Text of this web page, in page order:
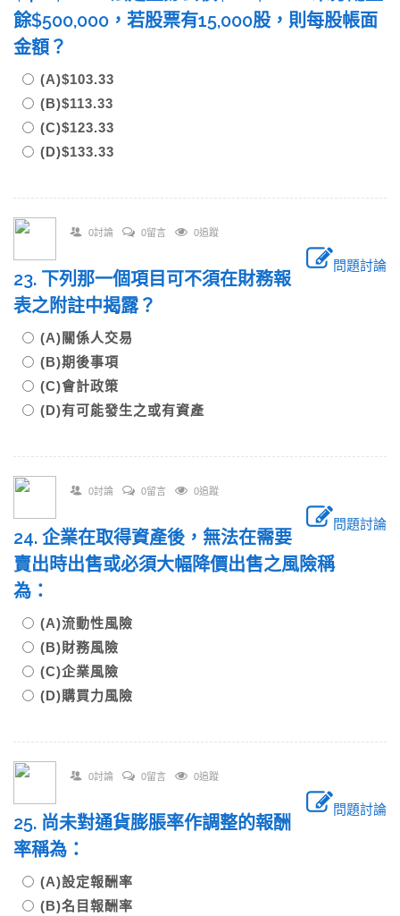
餘$500,000，若股票有15,000股，則每股帳面
金額？
(A)$103.33
(B)$113.33
(C)$123.33
(D)$133.33
0討論 0留言 0追蹤
問題討論
23. 下列那一個項目可不須在財務報
表之附註中揭露？
(A)關係人交易
(B)期後事項
(C)會計政策
(D)有可能發生之或有資產
0討論 0留言 0追蹤
問題討論
24. 企業在取得資產後，無法在需要
賣出時出售或必須大幅降價出售之風險稱
為：
(A)流動性風險
(B)財務風險
(C)企業風險
(D)購買力風險
0討論 0留言 0追蹤
問題討論
25. 尚未對通貨膨脹率作調整的報酬
率稱為：
(A)設定報酬率
(B)名目報酬率